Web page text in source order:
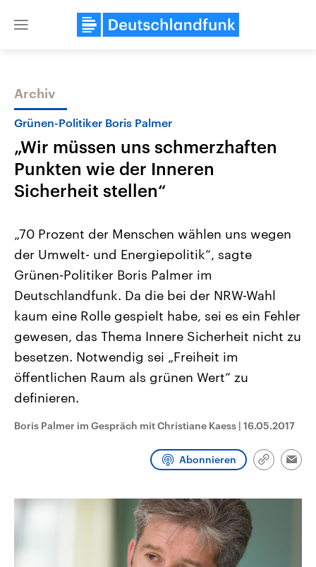
Close
Themen
2026
Alle Informationen
Sachsen-Anhalt wählt am 6.
September 2026 einen neuen
Landtag. Seit 2021 wird das
Bundesland von einer Koalition aus
CDU, SPD und FDP regiert.-
Umfragen, Prognosen,
und Hintergründe zu den Parteien
und Kandidaten der anstehenden
Wahl.
Aktuelle Beiträge,
Hintergründe
Wirtschaftlich und
gehören die Vereinigten
den mächtigsten Ländern
mit großem Einfluss auf
aktuelle Weltgeschehen.
Sendungen Programm Podcasts
Audio-Archiv
Archiv
Grünen-Politiker Boris Palmer
„Wir müssen uns schmerzhaften
Punkten wie der Inneren
Sicherheit stellen“
„70 Prozent der Menschen wählen uns wegen
der Umwelt- und Energiepolitik“, sagte
Grünen-Politiker Boris Palmer im
Deutschlandfunk. Da die bei der NRW-Wahl
kaum eine Rolle gespielt habe, sei es ein Fehler
gewesen, das Thema Innere Sicherheit nicht zu
besetzen. Notwendig sei „Freiheit im
öffentlichen Raum als grünen Wert“ zu
definieren.
Boris Palmer im Gespräch mit Christiane Kaess | 16.05.2017
Abonnieren
Link